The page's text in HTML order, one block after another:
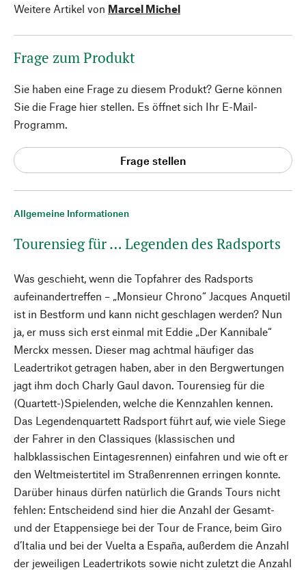
Allgemeine Informationen
Tourensieg für … Legenden des Radsports
Was geschieht, wenn die Topfahrer des Radsports
aufeinandertreffen – „Monsieur Chrono“ Jacques Anquetil
ist in Bestform und kann nicht geschlagen werden? Nun
ja, er muss sich erst einmal mit Eddie „Der Kannibale“
Merckx messen. Dieser mag achtmal häufiger das
Leadertrikot getragen haben, aber in den Bergwertungen
jagt ihm doch Charly Gaul davon. Tourensieg für die
(Quartett-)Spielenden, welche die Kennzahlen kennen.
Das Legendenquartett Radsport führt auf, wie viele Siege
der Fahrer in den Classiques (klassischen und
halbklassischen Eintagesrennen) einfahren und wie oft er
den Weltmeistertitel im Straßenrennen erringen konnte.
Darüber hinaus dürfen natürlich die Grands Tours nicht
fehlen: Entscheidend sind hier die Anzahl der Gesamt-
und der Etappensiege bei der Tour de France, beim Giro
d’Italia und bei der Vuelta a España, außerdem die Anzahl
der jeweiligen Leadertrikots sowie nicht zuletzt die Anzahl
Weitere Artikel von Marcel Michel
Frage zum Produkt
Sie haben eine Frage zu diesem Produkt? Gerne können
Sie die Frage hier stellen. Es öffnet sich Ihr E-Mail-
Programm.
Frage stellen